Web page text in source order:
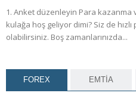
1. Anket düzenleyin Para kazanma
kulağa hoş geliyor dimi? Siz de
olabilirsiniz. Boş zamanlarınızda...
FOREX EMTİA